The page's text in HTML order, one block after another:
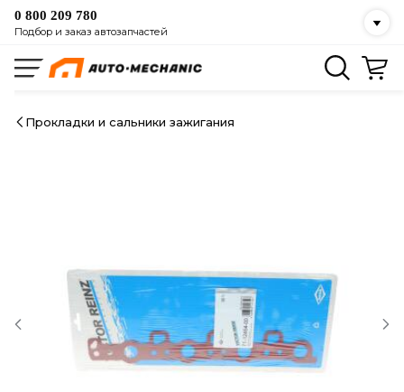
0 800 209 780
Подбор и заказ автозапчастей
Прокладки и сальники зажигания